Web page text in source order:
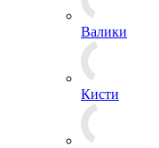
Валики
Кисти